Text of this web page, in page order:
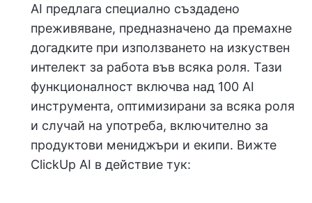
AI предлага специално създадено
преживяване, предназначено да премахне
догадките при използването на изкуствен
интелект за работа във всяка роля. Тази
функционалност включва над 100 AI
инструмента, оптимизирани за всяка роля
и случай на употреба, включително за
продуктови мениджъри и екипи. Вижте
ClickUp AI в действие тук: